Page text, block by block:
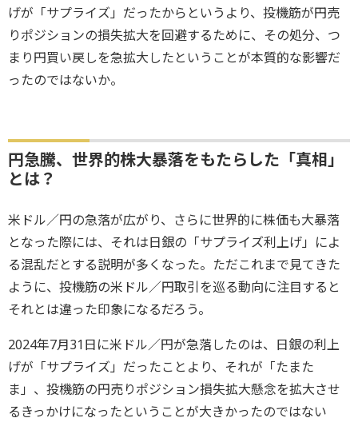
げが「サプライズ」だったからというより、投機筋が円売
りポジションの損失拡大を回避するために、その処分、つ
まり円買い戻しを急拡大したということが本質的な影響だ
ったのではないか。
円急騰、世界的株大暴落をもたらした「真相」
とは？
米ドル／円の急落が広がり、さらに世界的に株価も大暴落
となった際には、それは日銀の「サプライズ利上げ」によ
る混乱だとする説明が多くなった。ただこれまで見てきた
ように、投機筋の米ドル／円取引を巡る動向に注目すると
それとは違った印象になるだろう。
2024年7月31日に米ドル／円が急落したのは、日銀の利上
げが「サプライズ」だったことより、それが「たまた
ま」、投機筋の円売りポジション損失拡大懸念を拡大させ
るきっかけになったということが大きかったのではない